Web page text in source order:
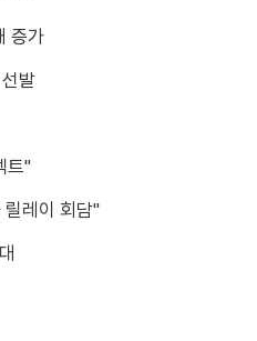
증가
발
트"
릴레이 회담"